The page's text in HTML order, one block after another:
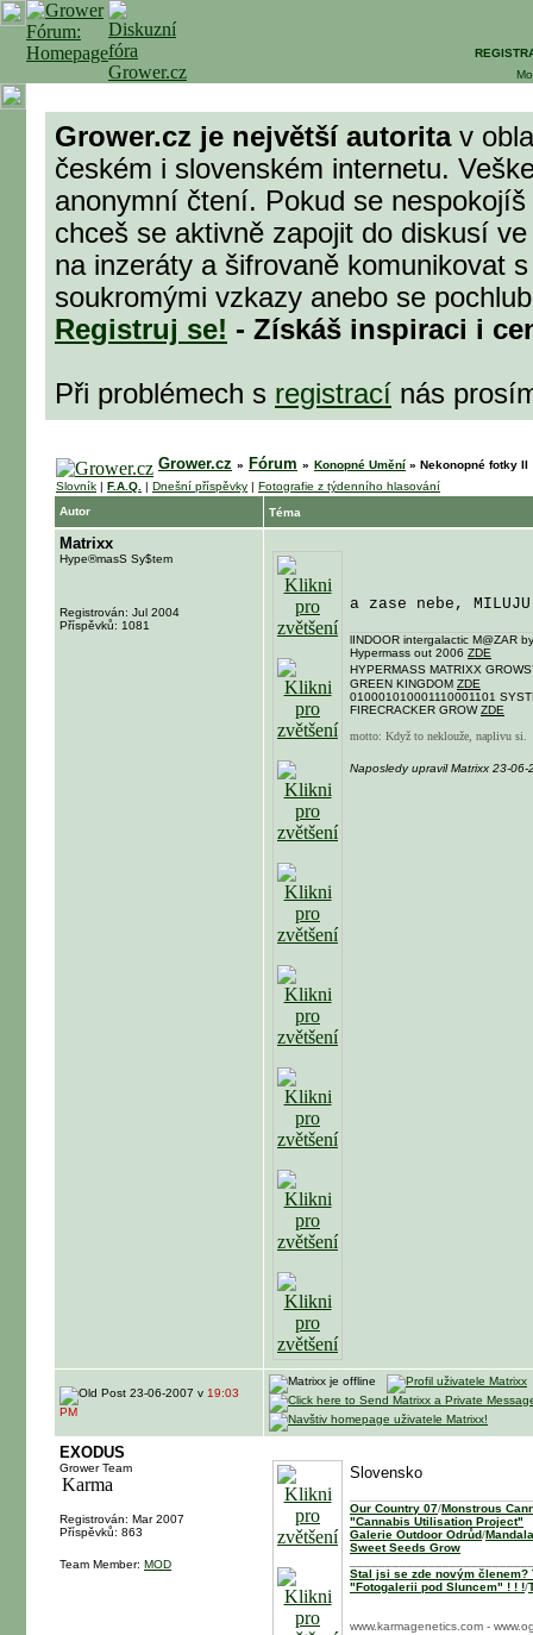
Grower.cz je největší autoritav
českém i slovenském internetu.
anonymní čtení. Pokud se
chceš se aktivně zapojit do diskusí
na inzeráty a šifrovaně komunikovat
soukromými vzkazy anebo se
Registruj se! - Získáš inspiraci i
Při problémech s registrací nás
Grower.cz » Fórum » Konopné Umění » Nekonopné fotky II
Slovník | F.A.Q. | Dnešní příspěvky | Fotografie z týdenního hlasování
Autor
Téma
Matrixx
Hype®masS Sy$tem
Registrován: Jul 2004
Příspěvků: 1081
a zase nebe,
lINDOOR intergalactic M@ZAR
Hypermass out 2006 ZDE
HYPERMASS MATRIXX
GREEN KINGDOM ZDE
010001010001110001101
FIRECRACKER GROW ZDE
motto: Když to neklouže, naplivu si.
Naposledy upravil Matrixx 23-
23-06-2007 v 19:03
PM
EXODUS
Grower Team
Registrován: Mar 2007
Příspěvků: 863
Team Member: MOD
Slovensko
Our Country 07/Monstrous
"Cannabis Utilisation Project"
Galerie Outdoor Odrůd/
Sweet Seeds Grow
Stal jsi se zde novým členem?
"Fotogalerii pod Sluncem" ! ! !/
www.karmagenetics.com -